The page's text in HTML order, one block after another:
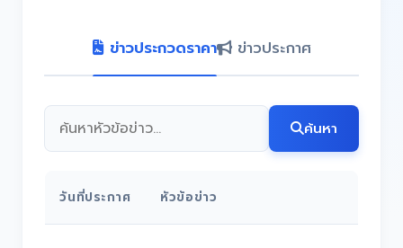
ข่าวประกวดราคา ข่าวประกาศ
ค้นหา
วันที่ประกาศ หัวข้อข่าว